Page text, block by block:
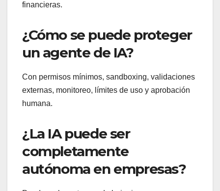
financieras.
¿Cómo se puede proteger
un agente de IA?
Con permisos mínimos, sandboxing, validaciones
externas, monitoreo, límites de uso y aprobación
humana.
¿La IA puede ser
completamente
autónoma en empresas?